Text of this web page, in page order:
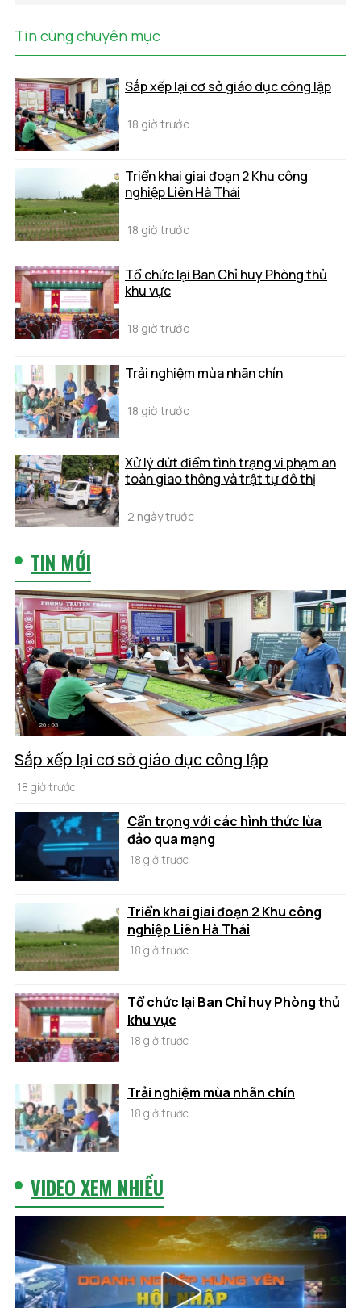
Tin cùng chuyên mục
Sắp xếp lại cơ sở giáo dục công lập
18 giờ trước
Triển khai giai đoạn 2 Khu công
nghiệp Liên Hà Thái
18 giờ trước
Tổ chức lại Ban Chỉ huy Phòng thủ
khu vực
18 giờ trước
Trải nghiệm mùa nhãn chín
18 giờ trước
Xử lý dứt điểm tình trạng vi phạm an
toàn giao thông và trật tự đô thị
2 ngày trước
TIN MỚI
Sắp xếp lại cơ sở giáo dục công lập
18 giờ trước
Cẩn trọng với các hình thức lừa
đảo qua mạng
18 giờ trước
Triển khai giai đoạn 2 Khu công
nghiệp Liên Hà Thái
18 giờ trước
Tổ chức lại Ban Chỉ huy Phòng thủ
khu vực
18 giờ trước
Trải nghiệm mùa nhãn chín
18 giờ trước
VIDEO XEM NHIỀU